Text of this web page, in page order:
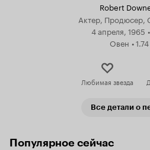
Robert
Актер, Продюсер,
4 апреля, 1965 •
Овен •
Любимая звезда
Все детали о
Популярное сейчас